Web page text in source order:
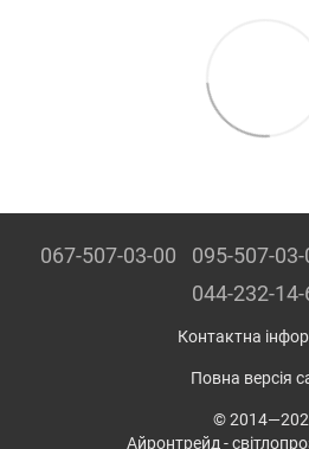
067-507-03-00 095-507-03-
044-232-14-
Контактна
Повна версія
©
Айронтрейд -